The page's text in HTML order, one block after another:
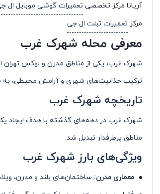
آریانا مرکز تخصصی تعمیرات گوشی موبایل ال
مرکز تعمیرات تبلت ال جی
معرفی محله شهرک غرب
شهرک غرب، یکی از مناطق مدرن و لوکس تهران
ترکیب جذابیت‌های شهری و آرامش محیطی، به
تاریخچه شهرک غرب
شهرک غرب در دهه‌های گذشته با هدف ایجاد یک
مناطق پرطرفدار تبدیل شد.
ویژگی‌های بارز شهرک غرب
معماری مدرن: ساختمان‌های بلند و مدرن،